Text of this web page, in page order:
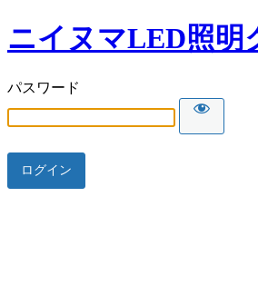
ニイヌマLED照明
パスワード